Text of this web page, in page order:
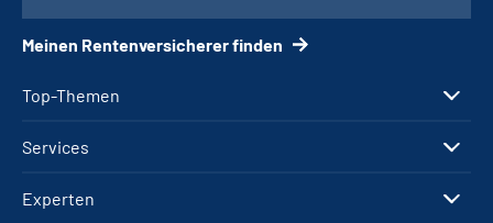
Top-Themen
Services
Experten
Meinen Rentenversicherer finden